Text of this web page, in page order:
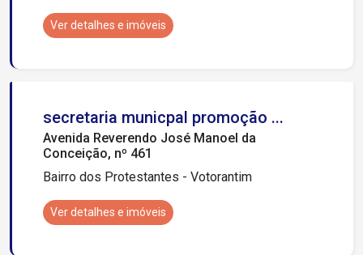
Ver detalhes e imóveis
secretaria municpal promoção ...
Avenida Reverendo José Manoel da
Conceição, nº 461
Bairro dos Protestantes - Votorantim
Ver detalhes e imóveis